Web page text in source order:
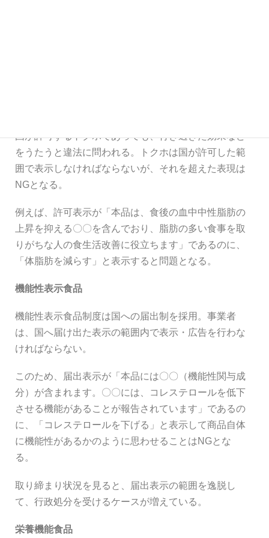
国が許可するトクホであっても、行き過ぎた効果など
をうたうと違法に問われる。トクホは国が許可した範
囲で表示しなければならないが、それを超えた表現は
NGとなる。
例えば、許可表示が「本品は、食後の血中中性脂肪の
上昇を抑える〇〇を含んでおり、脂肪の多い食事を取
りがちな人の食生活改善に役立ちます」であるのに、
「体脂肪を減らす」と表示すると問題となる。
機能性表示食品
機能性表示食品制度は国への届出制を採用。事業者
は、国へ届け出た表示の範囲内で表示・広告を行わな
ければならない。
このため、届出表示が「本品には〇〇（機能性関与成
分）が含まれます。〇〇には、コレステロールを低下
させる機能があることが報告されています」であるの
に、「コレステロールを下げる」と表示して商品自体
に機能性があるかのように思わせることはNGとな
る。
取り締まり状況を見ると、届出表示の範囲を逸脱し
て、行政処分を受けるケースが増えている。
栄養機能食品